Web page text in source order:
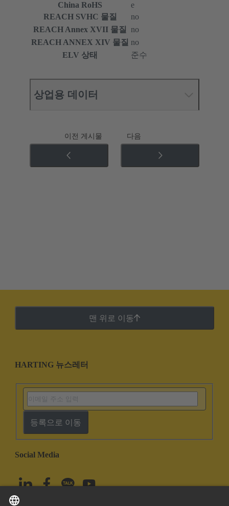
China RoHS
e
REACH SVHC 물질
no
REACH Annex XVII 물질
no
REACH ANNEX XIV 물질 no
ELV 상태
준수
상업용 데이터
이전 게시물 다음
맨 위로 이동
HARTING 뉴스레터
등록으로 이동
Social Media